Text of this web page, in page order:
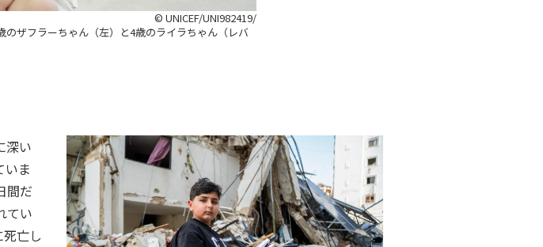
© UNICEF/UNI982419/
ザフラーちゃん（左）と4歳のライラちゃん（レバ
深い
いま
間だ
てい
亡し